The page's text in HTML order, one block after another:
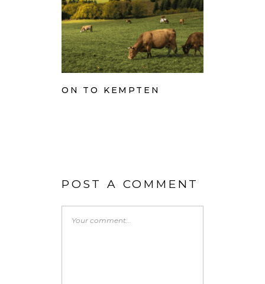
ON TO KEMPTEN
POST A COMMENT